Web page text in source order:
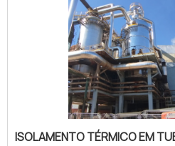
ISOLAMENTO TÉRMICO EM